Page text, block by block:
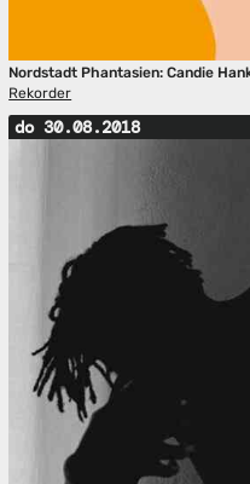
Nordstadt Phantasien: Candie
Rekorder
do 30.08.2018